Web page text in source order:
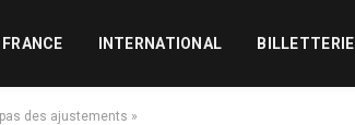
FRANCE INTERNATIONAL BILLETTERIE
des ajustements »